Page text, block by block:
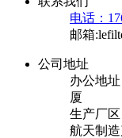
电话：
邮箱
公司地址
办公地
厦
生产厂
航天制